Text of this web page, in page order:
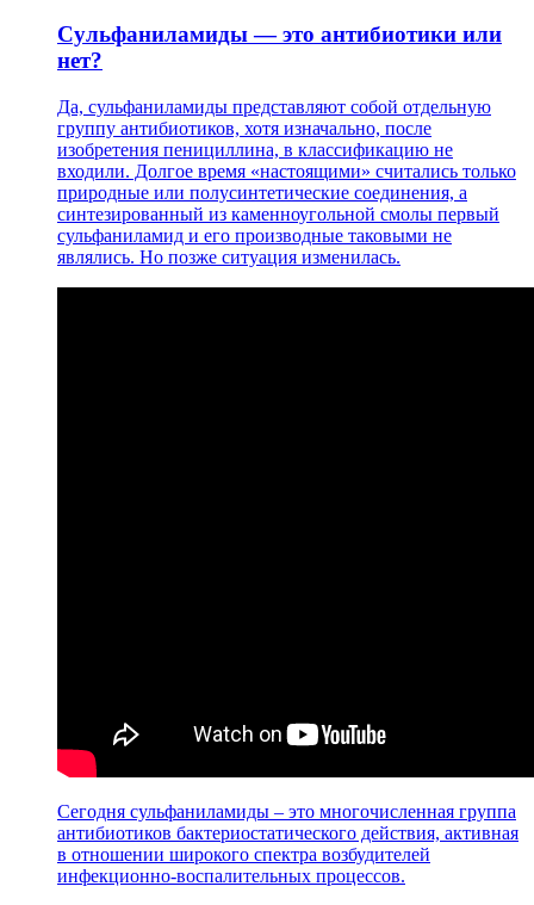
Сульфаниламиды — это антибиотики или
нет?
Да, сульфаниламиды представляют собой отдельную
группу антибиотиков, хотя изначально, после
изобретения пенициллина, в классификацию не
входили. Долгое время «настоящими» считались только
природные или полусинтетические соединения, а
синтезированный из каменноугольной смолы первый
сульфаниламид и его производные таковыми не
являлись. Но позже ситуация изменилась.
Сегодня сульфаниламиды – это многочисленная группа
антибиотиков бактериостатического действия, активная
в отношении широкого спектра возбудителей
инфекционно-воспалительных процессов.